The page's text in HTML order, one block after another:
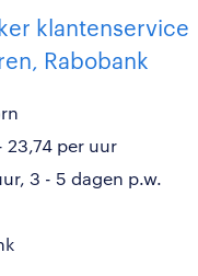
klantenservice
Rabobank
23,74 per uur
3 - 5 dagen p.w.